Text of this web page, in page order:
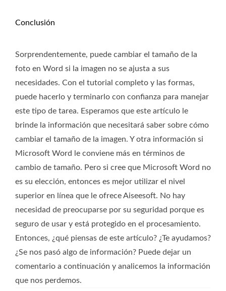
Conclusión
Sorprendentemente, puede cambiar el tamaño de la
foto en Word si la imagen no se ajusta a sus
necesidades. Con el tutorial completo y las formas,
puede hacerlo y terminarlo con confianza para manejar
este tipo de tarea. Esperamos que este artículo le
brinde la información que necesitará saber sobre cómo
cambiar el tamaño de la imagen. Y otra información si
Microsoft Word le conviene más en términos de
cambio de tamaño. Pero si cree que Microsoft Word no
es su elección, entonces es mejor utilizar el nivel
superior en línea que le ofrece Aiseesoft. No hay
necesidad de preocuparse por su seguridad porque es
seguro de usar y está protegido en el procesamiento.
Entonces, ¿qué piensas de este artículo? ¿Te ayudamos?
¿Se nos pasó algo de información? Puede dejar un
comentario a continuación y analicemos la información
que nos perdemos.